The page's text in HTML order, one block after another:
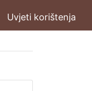
Uvjeti korištenja